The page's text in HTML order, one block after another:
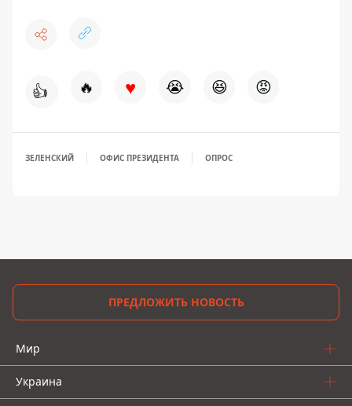
👍 🔥 ♥ 😭 😆 😡
ЗЕЛЕНСКИЙ ОФИС ПРЕЗИДЕНТА ОПРОС
ПРЕДЛОЖИТЬ НОВОСТЬ
Мир
Украина